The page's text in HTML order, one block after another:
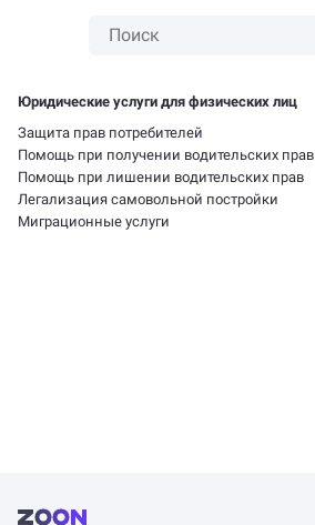
Юридические услуги для физических лиц
Защита прав потребителей
Помощь при получении водительских прав
Помощь при лишении водительских прав
Легализация самовольной постройки
Миграционные услуги